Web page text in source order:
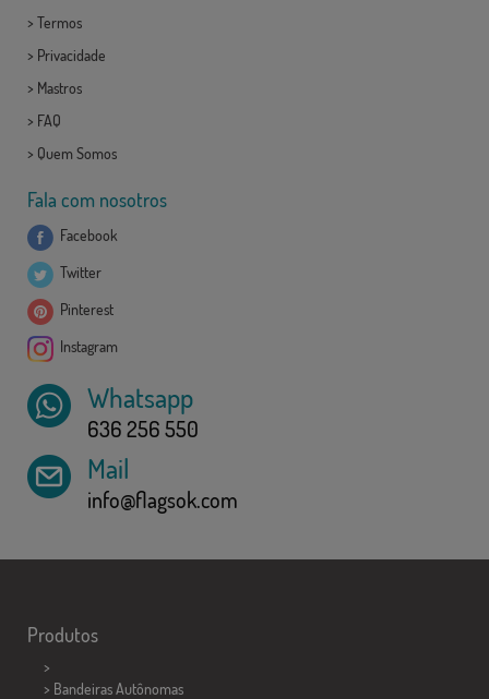
> Termos
> Privacidade
> Mastros
> FAQ
> Quem Somos
Fala com nosotros
Facebook
Twitter
Pinterest
Instagram
Whatsapp
636 256 550
Mail
info@flagsok.com
Produtos
>
> Bandeiras Autônomas